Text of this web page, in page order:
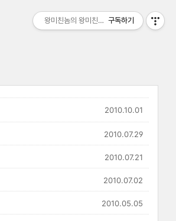
2010.10.01
2010.07.29
2010.07.21
2010.07.02
2010.05.05
왕미친놈의 왕미친세상구독하기